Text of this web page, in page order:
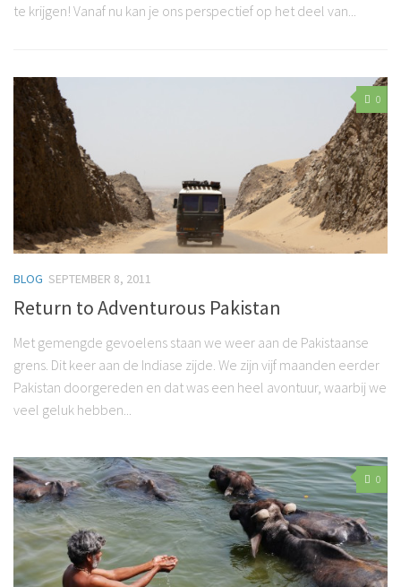
te krijgen! Vanaf nu kan je ons perspectief op het deel van...
0
BLOG SEPTEMBER 8, 2011
Return to Adventurous Pakistan
Met gemengde gevoelens staan we weer aan de Pakistaanse
grens. Dit keer aan de Indiase zijde. We zijn vijf maanden eerder
Pakistan doorgereden en dat was een heel avontuur, waarbij we
veel geluk hebben...
0